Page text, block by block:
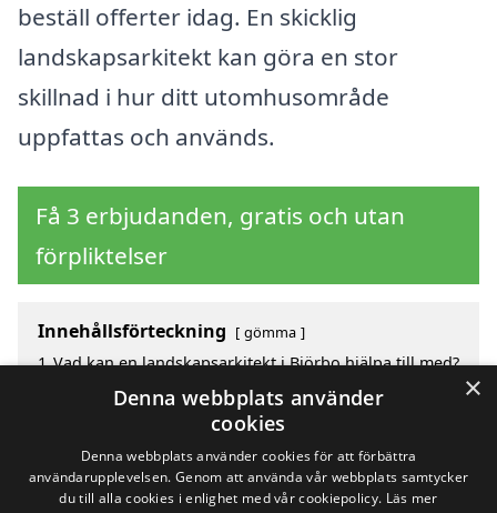
beställ offerter idag. En skicklig
landskapsarkitekt kan göra en stor
skillnad i hur ditt utomhusområde
uppfattas och används.
Få 3 erbjudanden, gratis och utan
förpliktelser
Innehållsförteckning gömma
1 Vad kan en landskapsarkitekt i Björbo hjälpa till med?
Fördelar med att välja landskapsarkitekt i Björbo
Sök efter en skicklig landskapsarkitekt i de
omgivande städerna till Björbo
×
Denna webbplats använder
cookies
Denna webbplats använder cookies för att förbättra
användarupplevelsen. Genom att använda vår webbplats samtycker
du till alla cookies i enlighet med vår cookiepolicy. Läs mer